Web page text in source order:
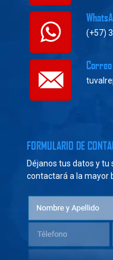
(+57)
Correo
FORMULARIO DE
Déjanos tus datos y
contactará a la mayor